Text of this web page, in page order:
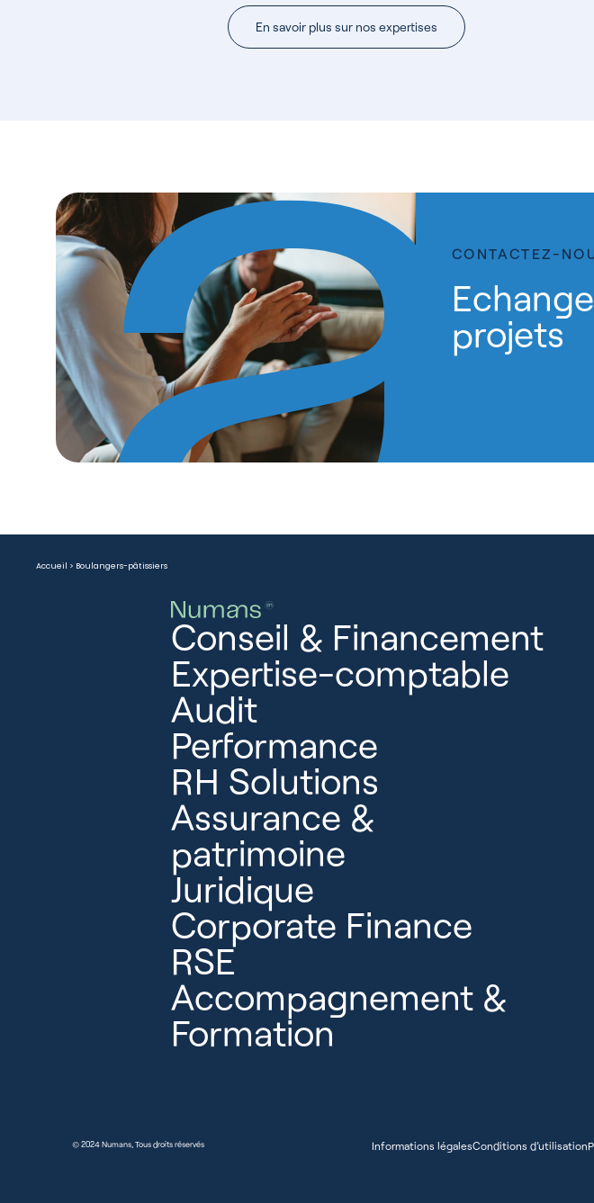
En savoir plus sur nos expertises
CONTACTEZ-
projets
Accueil > Boulangers-pâtissiers
Conseil & Financement
Expertise-comptable
Audit
Performance
RH Solutions
Assurance &
patrimoine
Juridique
Corporate Finance
RSE
Accompagnement &
Formation
© 2024 Numans, Tous droits réservés Informations légalesConditions d’utilisation